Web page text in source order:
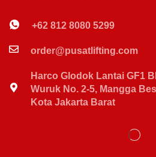
+62 812 8080 5299
order@pusatlifting.com
Harco Glodok Lantai GF1
Wuruk No. 2-5, Mangga
Kota Jakarta Barat